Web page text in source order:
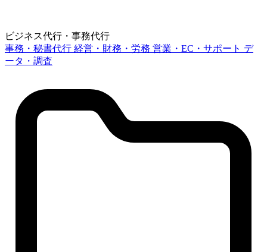
ビジネス代行・事務代行
事務・秘書代行 経営・財務・労務 営業・EC・サポート デ
ータ・調査